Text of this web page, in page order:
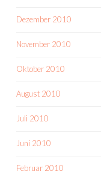
Dezember 2010
November 2010
Oktober 2010
August 2010
Juli 2010
Juni 2010
Februar 2010